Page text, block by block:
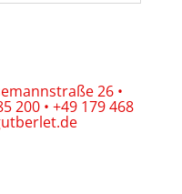
26 •
200 • +49 179 468